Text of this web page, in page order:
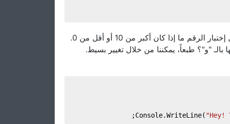
نضع كل شرط بين قوسين، ونستخدم || للدلالة على "أو"، من أجل إختبار الرقم ما إذا كان أكبر من 10 أو أقل من 0.
"و"؟ طبعاً، يمكننا من خلال تغيير بسيط.
"Hey!